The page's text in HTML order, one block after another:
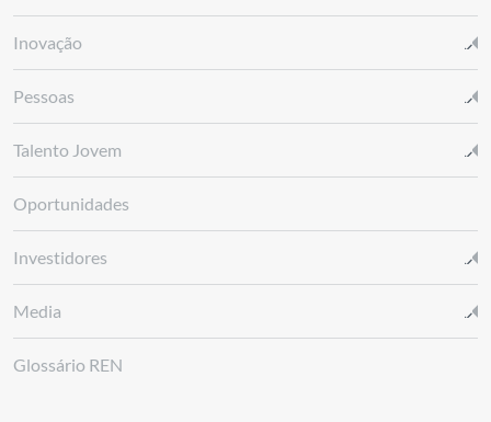
Inovação
Pessoas
Talento Jovem
Oportunidades
Investidores
Media
Glossário REN